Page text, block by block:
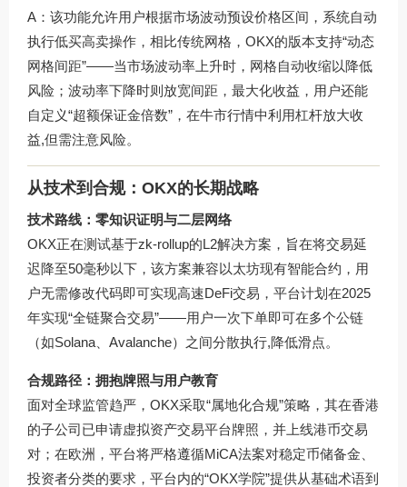
A：该功能允许用户根据市场波动预设价格区间，系统自动
执行低买高卖操作，相比传统网格，OKX的版本支持“动态
网格间距”——当市场波动率上升时，网格自动收缩以降低
风险；波动率下降时则放宽间距，最大化收益，用户还能
自定义“超额保证金倍数”，在牛市行情中利用杠杆放大收
益,但需注意风险。
从技术到合规：OKX的长期战略
技术路线：零知识证明与二层网络
OKX正在测试基于zk-rollup的L2解决方案，旨在将交易延
迟降至50毫秒以下，该方案兼容以太坊现有智能合约，用
户无需修改代码即可实现高速DeFi交易，平台计划在2025
年实现“全链聚合交易”——用户一次下单即可在多个公链
（如Solana、Avalanche）之间分散执行,降低滑点。
合规路径：拥抱牌照与用户教育
面对全球监管趋严，OKX采取“属地化合规”策略，其在香港
的子公司已申请虚拟资产交易平台牌照，并上线港币交易
对；在欧洲，平台将严格遵循MiCA法案对稳定币储备金、
投资者分类的要求，平台内的“OKX学院”提供从基础术语到